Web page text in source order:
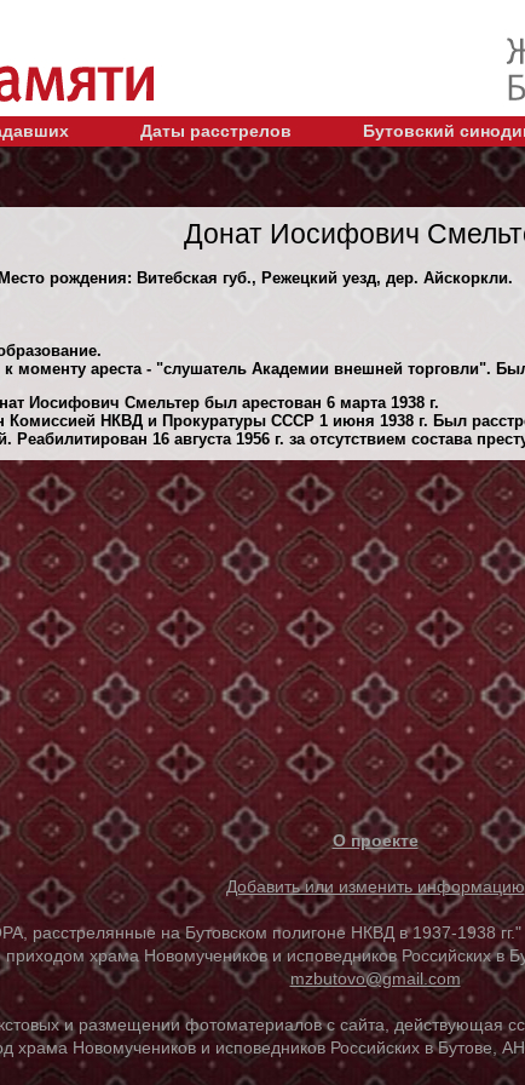
Даты расстрелов Бутовский
Донат Иосифович
рождения: Витебская губ., Режецкий уезд, дер. Айскоркли.
к моменту ареста - "слушатель Академии внешней торговли".
Иосифович Смельтер был арестован 6 марта 1938 г.
Комиссией НКВД и Прокуратуры СССР 1 июня 1938 г. Был
16 августа 1956 г. за отсутствием состава
О проекте
Добавить или изменить информацию
на Бутовском полигоне НКВД в 1937-1938 гг."
приходом храма Новомучеников и исповедников Российских в
mzbutovo@gmail.com
и размещении фотоматериалов с сайта, действующая
Новомучеников и исповедников Российских в Бутове,